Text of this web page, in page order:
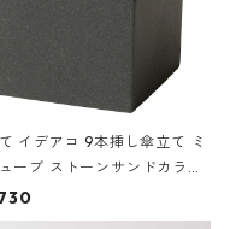
イデアコ 9本挿し傘立て ミ
ーブ ストーンサンドカラー
ideaco Umbrella Stand CUB
トーンサンドブラック